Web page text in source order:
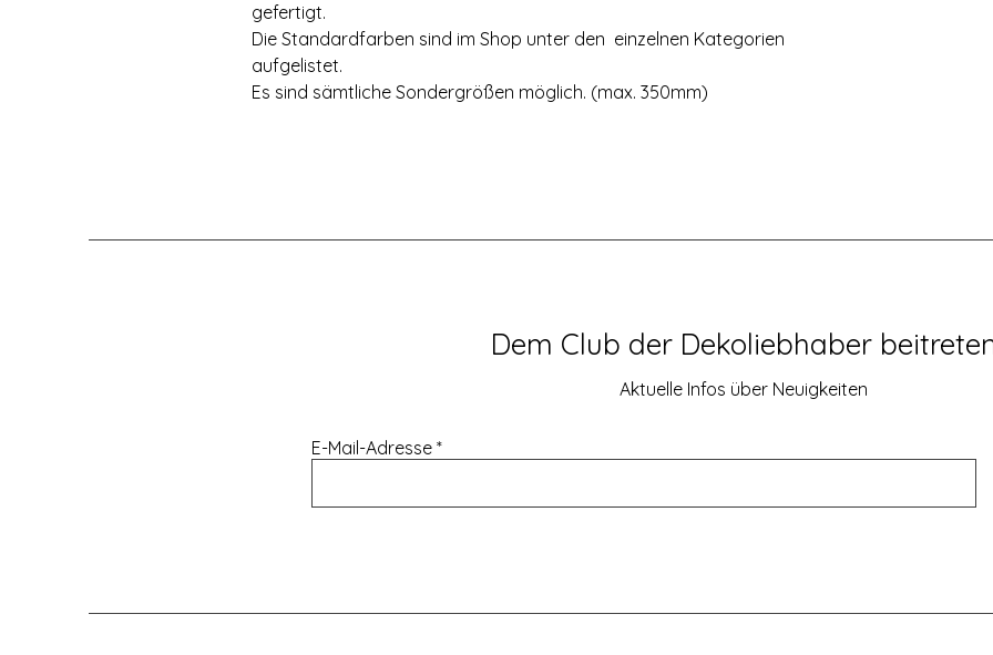
gefertigt.
Die Standardfarben sind im Shop unter den einzelnen Kategorien
aufgelistet.
Es sind sämtliche Sondergrößen möglich. (max. 350mm)
Dem Club der Dekoliebhaber
Aktuelle Infos über Neuigkeiten
E-Mail-Adresse